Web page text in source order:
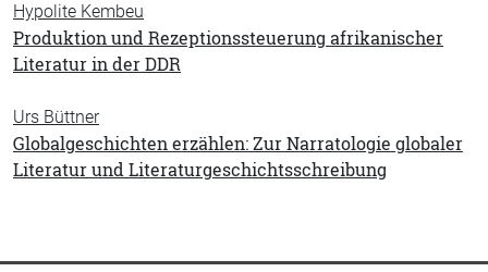
Hypolite Kembeu
Produktion und Rezeptionssteuerung afrikanischer
Literatur in der DDR
Urs Büttner
Globalgeschichten erzählen: Zur Narratologie globaler
Literatur und Literaturgeschichtsschreibung